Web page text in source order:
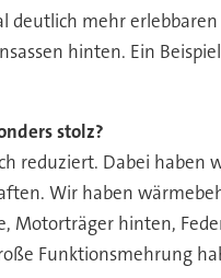
deutlich mehr
hinten. Ein
stolz?
reduziert. Dabei
Wir haben
Motorträger hinten,
Funktionsmehrung